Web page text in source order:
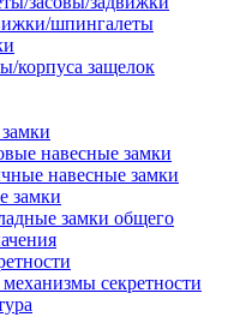
шпингалеты
корпуса защелок
навесные замки
навесные замки
замки
замки общего
секретности